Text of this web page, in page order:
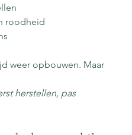
roodheid
weer opbouwen. Maar
herstellen, pas